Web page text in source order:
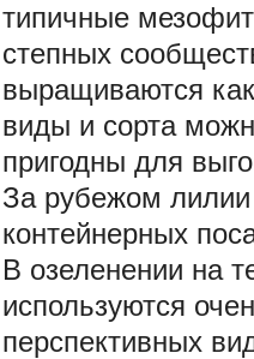
типичные
степных
выращиваются
виды и сорта
пригодны для
За рубежом лилии
контейнерных
В озеленении на
используются
перспективных